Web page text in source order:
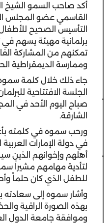
أكد صاحب السمو الشيخ
القاسمي عضو المجلس
التأسيس الصحيح
برلمانية مهيئة يسهم
تمكنهم من المشاركة
وممارسة الديمقراطية
جاء ذلك خلال كلمة سموه
الجلسة الافتتاحية
صباح اليوم الأحد في
الشارقة.
ورحب سموه في كلمته
في دولة الإمارات
أهلهم وإخوانهم الذين
لتأدية مهامهم مشيراً
للطفل الذي كان حلماً
وأشار سموه إلى سعادته
بهذه الصورة الراقية
وموافقة جامعة الدول